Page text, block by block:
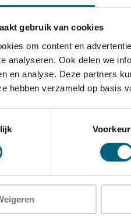
gebruik van cookies
om content en
analyseren. Ook delen we
en analyse. Deze partners
hebben verzameld op basis
mangaanstalen harde platen
uitneembaar legbord
(HxBxD)
(HxBxD)